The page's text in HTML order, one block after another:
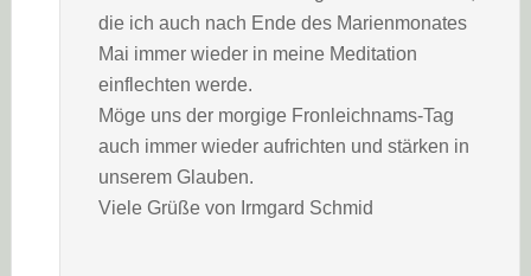
die ich auch nach Ende des Marienmonates
Mai immer wieder in meine Meditation
einflechten werde.
Möge uns der morgige Fronleichnams-Tag
auch immer wieder aufrichten und stärken in
unserem Glauben.
Viele Grüße von Irmgard Schmid